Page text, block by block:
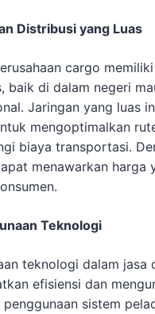
Distribusi yang Luas
cargo
baik di dalam negeri
Jaringan yang luas
mengoptimalkan
biaya transportasi.
menawarkan harga
Teknologi
teknologi dalam jasa
efisiensi dan
penggunaan sistem